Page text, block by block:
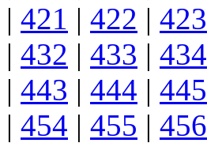
| 421 | 422 | 423
| 432 | 433 | 434
| 443 | 444 | 445
| 454 | 455 | 456